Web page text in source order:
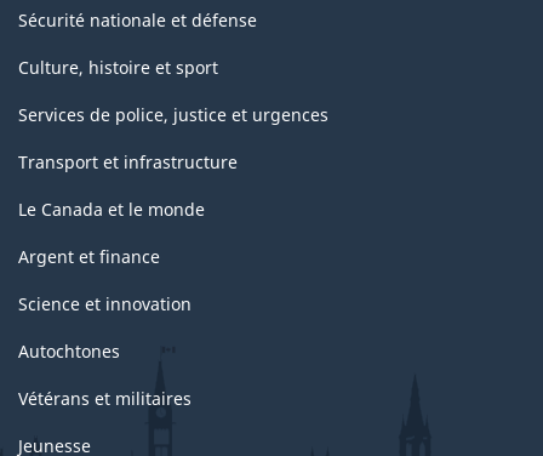
Sécurité nationale et défense
Culture, histoire et sport
Services de police, justice et urgences
Transport et infrastructure
Le Canada et le monde
Argent et finance
Science et innovation
Autochtones
Vétérans et militaires
Jeunesse